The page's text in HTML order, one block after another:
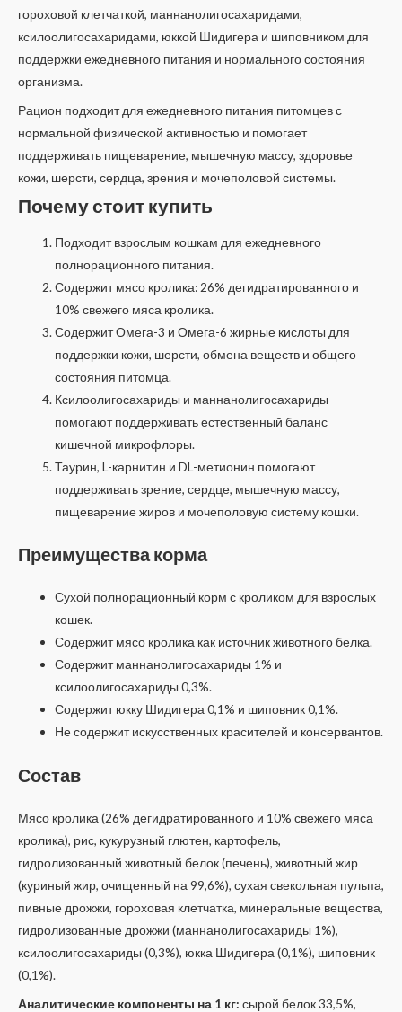
гороховой клетчаткой, маннанолигосахаридами,
ксилоолигосахаридами, юккой Шидигера и шиповником для
поддержки ежедневного питания и нормального состояния
организма.
Рацион подходит для ежедневного питания питомцев с
нормальной физической активностью и помогает
поддерживать пищеварение, мышечную массу, здоровье
кожи, шерсти, сердца, зрения и мочеполовой системы.
Почему стоит купить
Подходит взрослым кошкам для ежедневного
полнорационного питания.
Содержит мясо кролика: 26% дегидратированного и
10% свежего мяса кролика.
Содержит Омега-3 и Омега-6 жирные кислоты для
поддержки кожи, шерсти, обмена веществ и общего
состояния питомца.
Ксилоолигосахариды и маннанолигосахариды
помогают поддерживать естественный баланс
кишечной микрофлоры.
Таурин, L-карнитин и DL-метионин помогают
поддерживать зрение, сердце, мышечную массу,
пищеварение жиров и мочеполовую систему кошки.
Преимущества корма
Сухой полнорационный корм с кроликом для взрослых
кошек.
Содержит мясо кролика как источник животного белка.
Содержит маннанолигосахариды 1% и
ксилоолигосахариды 0,3%.
Содержит юкку Шидигера 0,1% и шиповник 0,1%.
Не содержит искусственных красителей и консервантов.
Состав
Мясо кролика (26% дегидратированного и 10% свежего мяса
кролика), рис, кукурузный глютен, картофель,
гидролизованный животный белок (печень), животный жир
(куриный жир, очищенный на 99,6%), сухая свекольная пульпа,
пивные дрожжи, гороховая клетчатка, минеральные вещества,
гидролизованные дрожжи (маннанолигосахариды 1%),
ксилоолигосахариды (0,3%), юкка Шидигера (0,1%), шиповник
(0,1%).
Аналитические компоненты на 1 кг: сырой белок 33,5%,